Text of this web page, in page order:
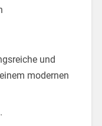
und
modernen